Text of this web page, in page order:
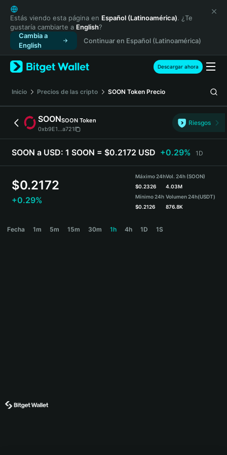
English
日本語
Tiếng Việt
Русский
Español (Latinoamérica)
Türkçe
Français
Deutsch
简体中文
繁體中文
Português (Portugal)
Bahasa Indonesia
ภาษาไทย
Español
Español (Argentina)
Estás viendo esta página en Español (Latinoamérica). ¿Te
gustaría cambiarte a English?
Cambia a
English
Continuar en Español (Latinoamérica)
Descargar ahora
Inicio Precios de las cripto SOON Token Precio
SOONSOON Token
0xb9E1...a721
Riesgos
SOON a USD: 1 SOON = $0.2172 USD +0.29% 1D
$0.2172
+0.29%
Máximo 24h
$0.2326
Mínimo 24h
$0.2126
Vol. 24h (SOON)
4.03M
Volumen 24h(USDT)
876.8K
Fecha 1m 5m 15m 30m 1h 4h 1D 1S